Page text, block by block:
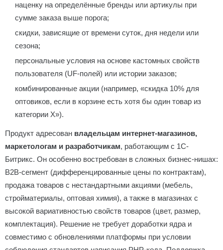
наценку на определённые бренды или артикулы при
сумме заказа выше порога;
скидки, зависящие от времени суток, дня недели или
сезона;
персональные условия на основе кастомных свойств
пользователя (UF-полей) или истории заказов;
комбинированные акции (например, «скидка 10% для
оптовиков, если в корзине есть хотя бы один товар из
категории X»).
Продукт адресован владельцам интернет-магазинов,
маркетологам и разработчикам, работающим с 1С-
Битрикс. Он особенно востребован в сложных бизнес-нишах:
B2B-сегмент (дифференцированные цены по контрактам),
продажа товаров с нестандартными акциями (мебель,
стройматериалы, оптовая химия), а также в магазинах с
высокой вариативностью свойств товаров (цвет, размер,
комплектация). Решение не требует доработки ядра и
совместимо с обновлениями платформы при условии